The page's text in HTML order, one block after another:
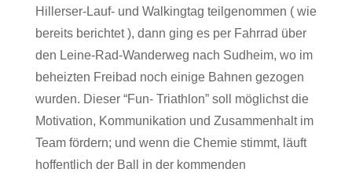
Hillerser-Lauf- und Walkingtag teilgenommen ( wie
bereits berichtet ), dann ging es per Fahrrad über
den Leine-Rad-Wanderweg nach Sudheim, wo im
beheizten Freibad noch einige Bahnen gezogen
wurden. Dieser “Fun- Triathlon” soll möglichst die
Motivation, Kommunikation und Zusammenhalt im
Team fördern; und wenn die Chemie stimmt, läuft
hoffentlich der Ball in der kommenden
Intern